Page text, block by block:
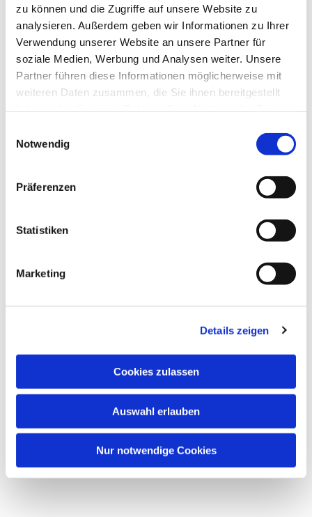
zu können und die Zugriffe auf unsere Website zu
analysieren. Außerdem geben wir Informationen zu Ihrer
Verwendung unserer Website an unsere Partner für
soziale Medien, Werbung und Analysen weiter. Unsere
Partner führen diese Informationen möglicherweise mit
weiteren Daten zusammen, die Sie ihnen bereitgestellt
Notwendig
Präferenzen
Statistiken
Marketing
Details zeigen
Cookies zulassen
Auswahl erlauben
Nur notwendige Cookies